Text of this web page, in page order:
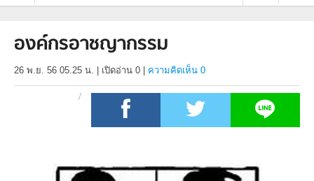
องค์กรอาชญากรรม
26 พ.ย. 56 05.25 น. เปิดอ่าน 0 ความคิดเห็น 0